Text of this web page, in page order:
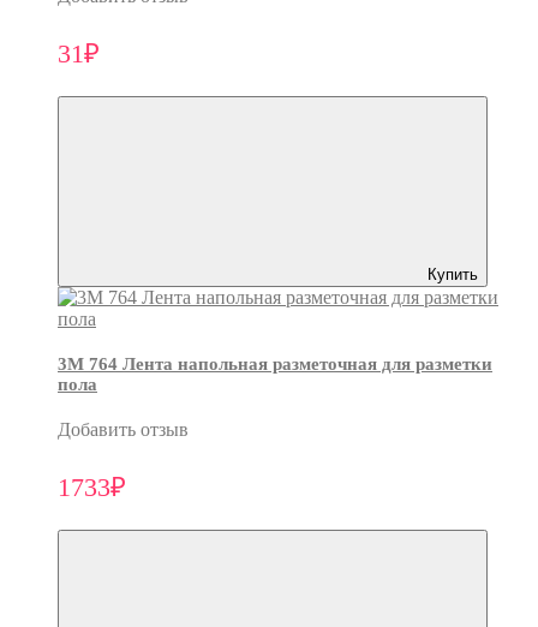
31₽
Купить
3M 764 Лента напольная разметочная для разметки
пола
Добавить отзыв
1733₽